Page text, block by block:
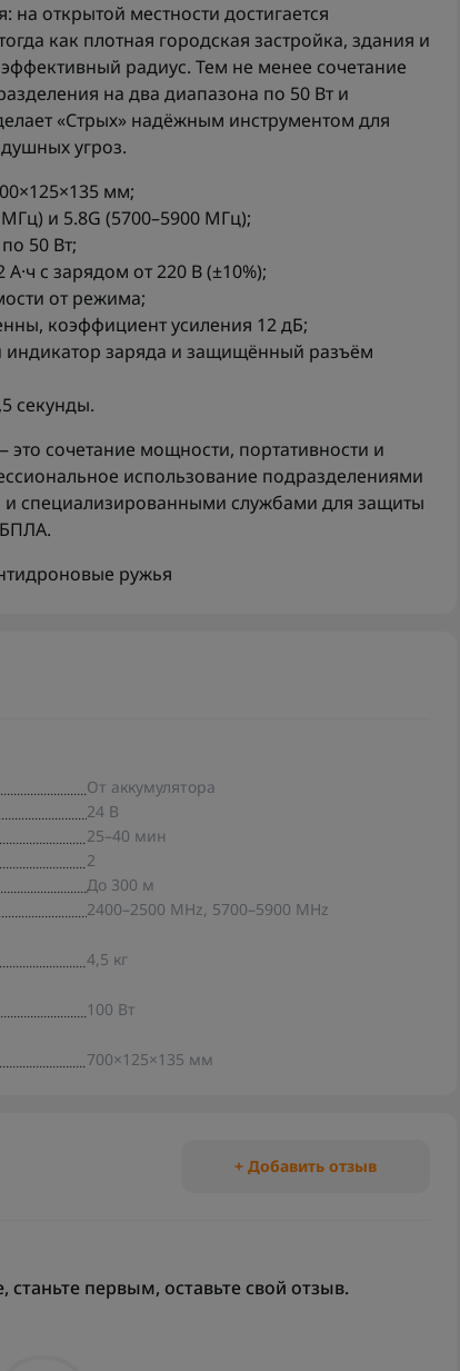
на открытой местности достигается
как плотная городская застройка, здания и
радиус. Тем не менее сочетание
на два диапазона по 50 Вт и
«Стрых» надёжным инструментом для
угроз.
мм;
и 5.8G (5700–5900 МГц);
50 Вт;
с зарядом от 220 В (±10%);
от режима;
коэффициент усиления 12 дБ;
индикатор заряда и защищённый разъём
секунды.
это сочетание мощности, портативности и
использование подразделениями
и специализированными службами для защиты
ружья
От аккумулятора
24 В
25–40 мин
2
До 300 м
2400–2500 MHz, 5700–5900 MHz
4,5 кг
100 Вт
700×125×135 мм
+ Добавить отзыв
первым, оставьте свой отзыв.